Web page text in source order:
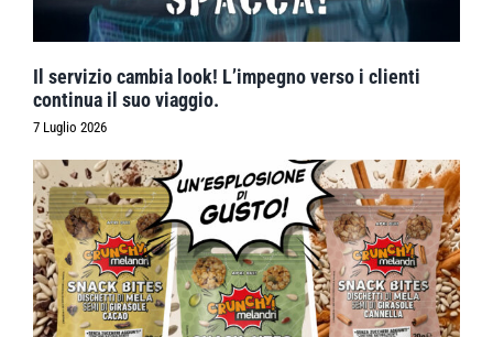
Il servizio cambia look! L’impegno verso i clienti
continua il suo viaggio.
7 Luglio 2026